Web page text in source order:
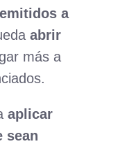
a
abrir
más a
aplicar
sean